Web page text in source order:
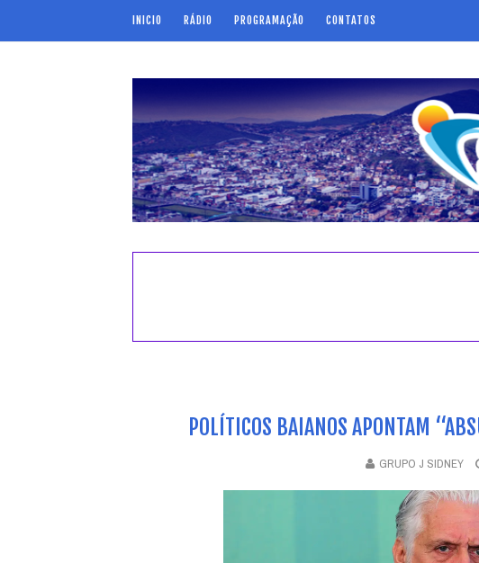
INICIO RÁDIO PROGRAMAÇÃO CONTATOS
POLÍTICOS BAIANOS APONTAM
GRUPO J SIDNEY